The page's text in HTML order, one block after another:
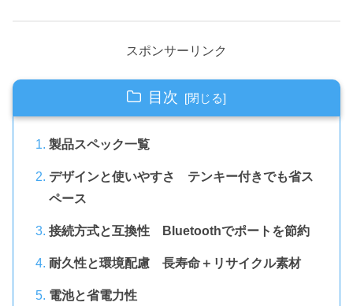
スポンサーリンク
目次
製品スペック一覧
デザインと使いやすさ テンキー付きでも省ス
ペース
接続方式と互換性 Bluetoothでポートを節約
耐久性と環境配慮 長寿命＋リサイクル素材
電池と省電力性